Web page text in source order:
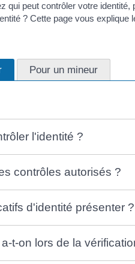
qui peut contrôler votre
? Cette page vous
Pour un mineur
l'identité ?
contrôles autorisés ?
d'identité présenter ?
t-on lors de la